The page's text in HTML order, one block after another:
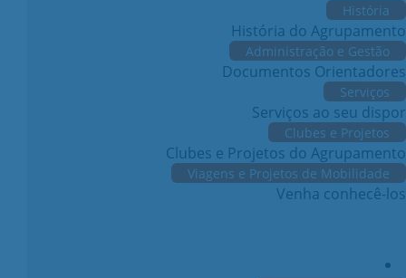
História
História do Agrupamento
Administração e Gestão
Documentos Orientadores
Serviços
Serviços ao seu dispor
Clubes e Projetos
Clubes e Projetos do Agrupamento
Viagens e Projetos de Mobilidade
Venha conhecê-los